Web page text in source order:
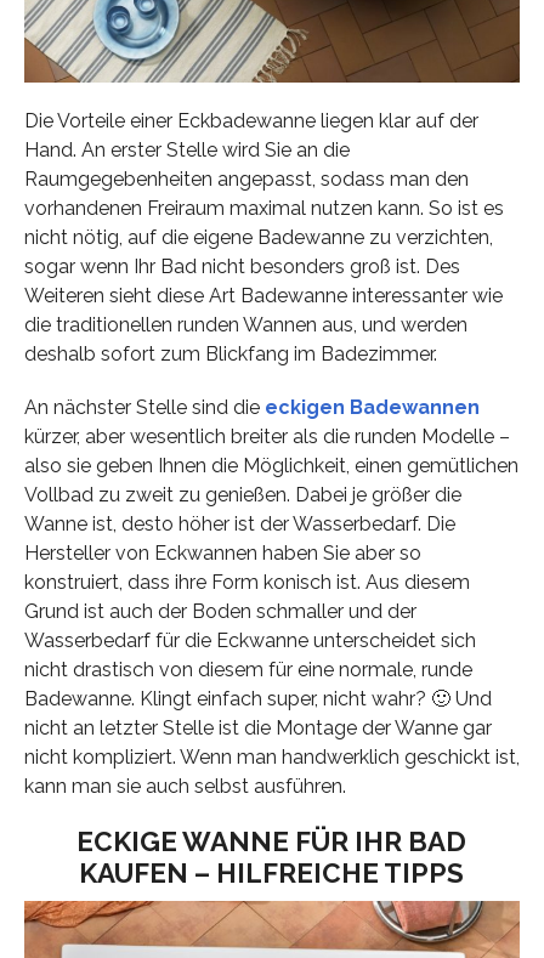
Die Vorteile einer Eckbadewanne liegen klar auf der
Hand. An erster Stelle wird Sie an die
Raumgegebenheiten angepasst, sodass man den
vorhandenen Freiraum maximal nutzen kann. So ist es
nicht nötig, auf die eigene Badewanne zu verzichten,
sogar wenn Ihr Bad nicht besonders groß ist. Des
Weiteren sieht diese Art Badewanne interessanter wie
die traditionellen runden Wannen aus, und werden
deshalb sofort zum Blickfang im Badezimmer.
An nächster Stelle sind die eckigen Badewannen
kürzer, aber wesentlich breiter als die runden Modelle –
also sie geben Ihnen die Möglichkeit, einen gemütlichen
Vollbad zu zweit zu genießen. Dabei je größer die
Wanne ist, desto höher ist der Wasserbedarf. Die
Hersteller von Eckwannen haben Sie aber so
konstruiert, dass ihre Form konisch ist. Aus diesem
Grund ist auch der Boden schmaller und der
Wasserbedarf für die Eckwanne unterscheidet sich
nicht drastisch von diesem für eine normale, runde
Badewanne. Klingt einfach super, nicht wahr? 🙂 Und
nicht an letzter Stelle ist die Montage der Wanne gar
nicht kompliziert. Wenn man handwerklich geschickt ist,
kann man sie auch selbst ausführen.
ECKIGE WANNE FÜR IHR BAD
KAUFEN – HILFREICHE TIPPS